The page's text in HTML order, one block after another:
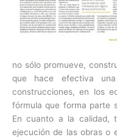
no sólo promueve,
que hace efectiva
construcciones, en los
fórmula que forma parte
En cuanto a la calidad,
ejecución de las obras o